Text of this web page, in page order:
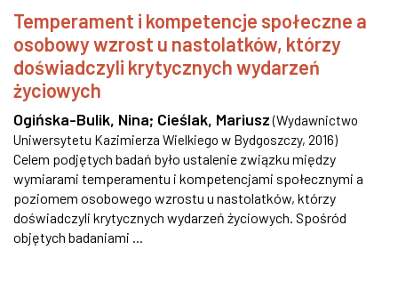
Temperament i kompetencje społeczne a
osobowy wzrost u nastolatków, którzy
doświadczyli krytycznych wydarzeń
życiowych
Ogińska-Bulik, Nina; Cieślak, Mariusz (Wydawnictwo
Uniwersytetu Kazimierza Wielkiego w Bydgoszczy, 2016)
Celem podjętych badań było ustalenie związku między
wymiarami temperamentu i kompetencjami społecznymi a
poziomem osobowego wzrostu u nastolatków, którzy
doświadczyli krytycznych wydarzeń życiowych. Spośród
objętych badaniami ...